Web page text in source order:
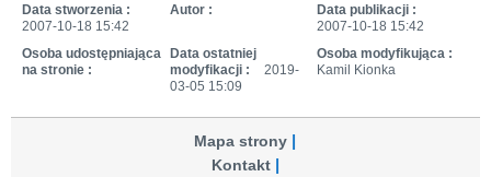
Data stworzenia :
2007-10-18 15:42
Autor :
Data publikacji :
2007-10-18 15:42
Osoba udostępniająca
na stronie :
Data ostatniej
modyfikacji :
2019-
03-05 15:09
Osoba modyfikująca :
Kamil Kionka
Mapa strony
Kontakt